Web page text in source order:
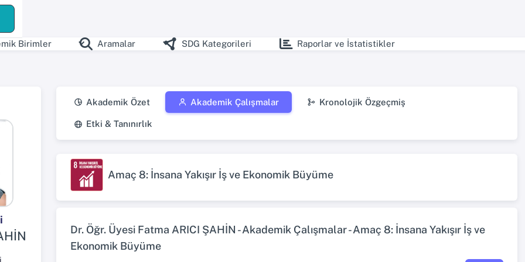
Birimler Aramalar SDG Kategorileri Raporlar ve İstatistikler
Akademik Özet Akademik Çalışmalar Kronolojik Özgeçmiş
Etki & Tanınırlık
Amaç 8: İnsana Yakışır İş ve Ekonomik Büyüme
Dr. Öğr. Üyesi Fatma ARICI ŞAHİN - Akademik Çalışmalar - Amaç 8: İnsana Yakışır İş ve
Ekonomik Büyüme